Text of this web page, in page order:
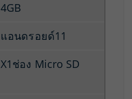
4GB
แอนดรอยด์11
X1ช่อง Micro SD